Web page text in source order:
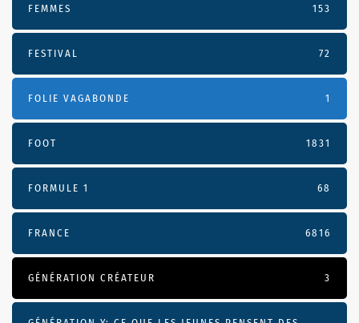
FEMMES 153
FESTIVAL 72
FOLIE VAGABONDE 1
FOOT 1831
FORMULE 1 68
FRANCE 6816
GÉNÉRATION CRÉATEUR 3